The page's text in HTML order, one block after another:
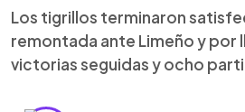
Los tigrillos terminaron
remontada ante Limeño y por
victorias seguidas y ocho